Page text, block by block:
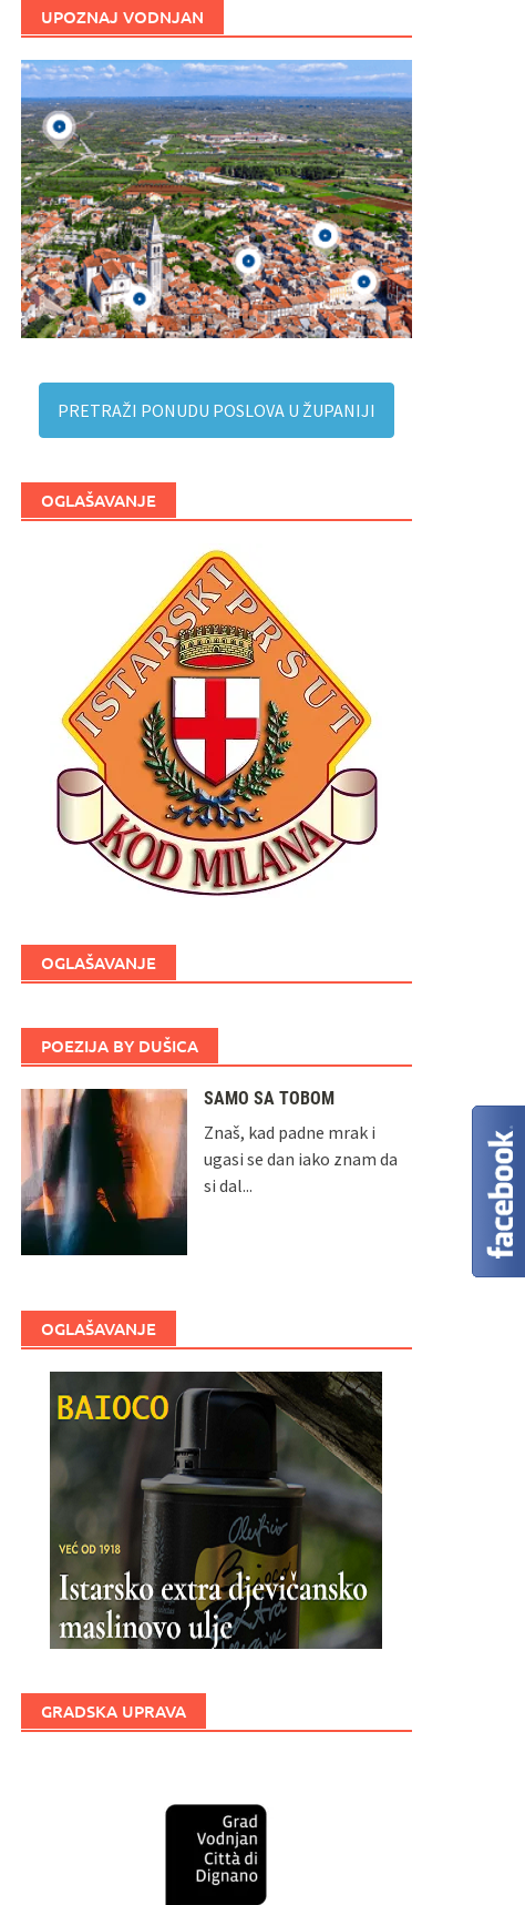
UPOZNAJ VODNJAN
PRETRAŽI PONUDU POSLOVA U ŽUPANIJI
OGLAŠAVANJE
OGLAŠAVANJE
POEZIJA BY DUŠICA
SAMO SA TOBOM
Znaš, kad padne mrak i
ugasi se dan iako znam da
si dal...
OGLAŠAVANJE
GRADSKA UPRAVA